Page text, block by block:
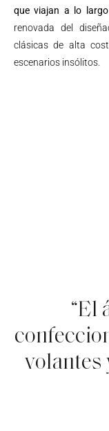
que viajan a lo
renovada del
clásicas de alta
escenarios insólitos.
“El
volantes